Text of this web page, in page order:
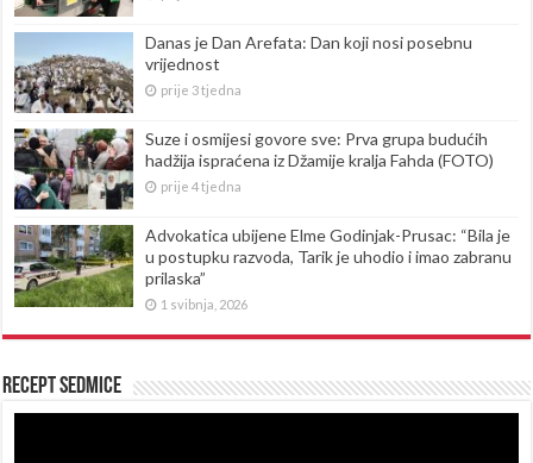
Danas je Dan Arefata: Dan koji nosi posebnu
vrijednost
prije 3 tjedna
Suze i osmijesi govore sve: Prva grupa budućih
hadžija ispraćena iz Džamije kralja Fahda (FOTO)
prije 4 tjedna
Advokatica ubijene Elme Godinjak-Prusac: “Bila je
u postupku razvoda, Tarik je uhodio i imao zabranu
prilaska”
1 svibnja, 2026
Recept sedmice